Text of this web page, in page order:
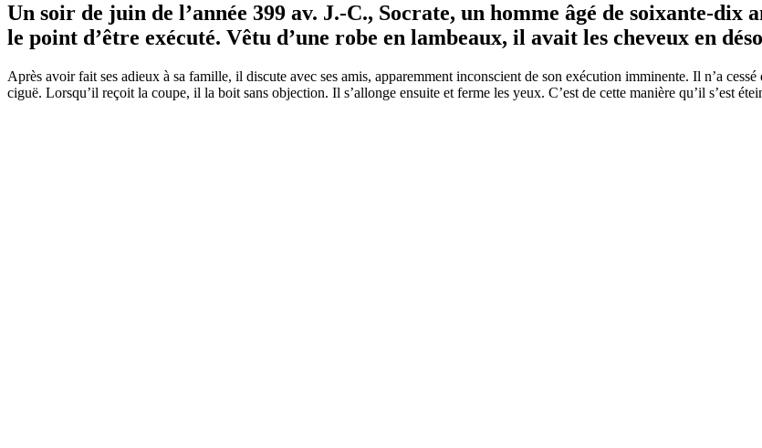
Un soir de juin de l’année 399 av. J.-C., Socrate, un homme âgé de soixante-dix
le point d’être exécuté. Vêtu d’une robe en lambeaux, il avait les cheveux en
Après avoir fait ses adieux à sa famille, il discute avec ses amis, apparemment inconscient de son exécution imminente. Il n’a
ciguë. Lorsqu’il reçoit la coupe, il la boit sans objection. Il s’allonge ensuite et ferme les yeux. C’est de cette manière qu’il s’est